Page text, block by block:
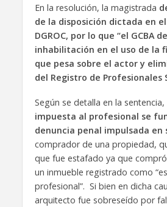
En la resolución, la magistrada
de la disposición dictada en
DGROC, por lo que “el GCBA
inhabilitación en el uso de la
que pesa sobre el actor y
del Registro de Profesionales
Según se detalla en la sentencia,
impuesta al profesional se
denuncia penal impulsada en
comprador de una propiedad,
que fue estafado ya que compró
un inmueble registrado como
profesional”. Si bien en dicha
arquitecto fue sobreseído por